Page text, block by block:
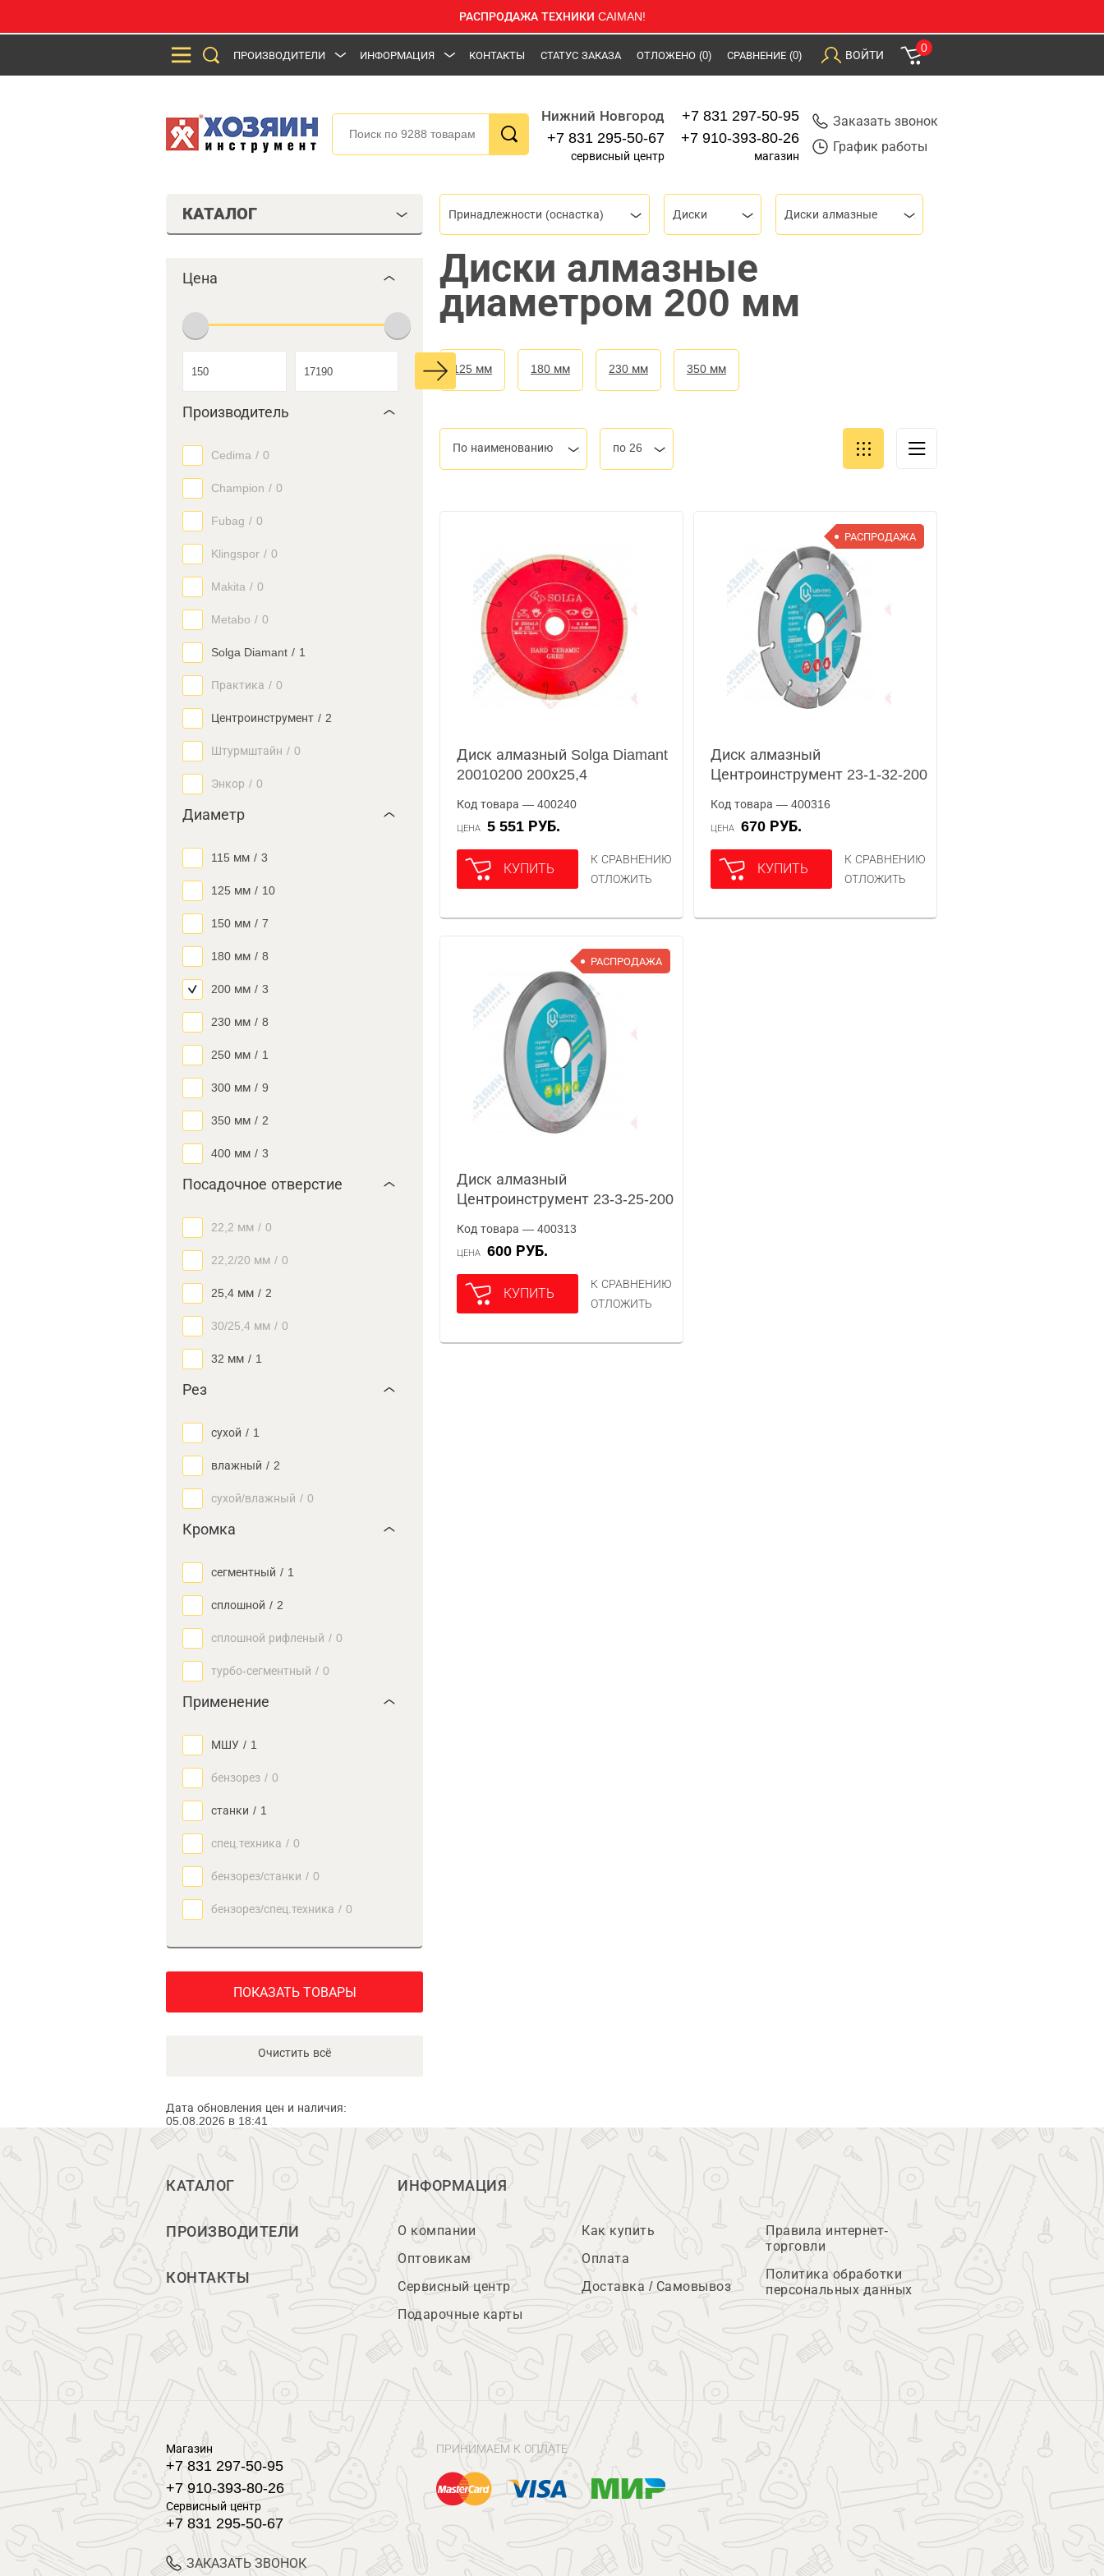
РАСПРОДАЖА ТЕХНИКИ CAIMAN!
ПРОИЗВОДИТЕЛИ ИНФОРМАЦИЯ КОНТАКТЫ СТАТУС ЗАКАЗА ОТЛОЖЕНО (0) СРАВНЕНИЕ (0) ВОЙТИ
0
Нижний Новгород
+7 831 295-50-67
сервисный центр
+7 831 297-50-95
+7 910-393-80-26
магазин
Заказать звонок
График работы
КАТАЛОГ
Цена
Производитель
Cedima / 0
Champion / 0
Fubag / 0
Klingspor / 0
Makita / 0
Metabo / 0
Solga Diamant / 1
Практика / 0
Центроинструмент / 2
Штурмштайн / 0
Энкор / 0
Диаметр
115 мм / 3
125 мм / 10
150 мм / 7
180 мм / 8
200 мм / 3
230 мм / 8
250 мм / 1
300 мм / 9
350 мм / 2
400 мм / 3
Посадочное отверстие
22,2 мм / 0
22,2/20 мм / 0
25,4 мм / 2
30/25,4 мм / 0
32 мм / 1
Рез
сухой / 1
влажный / 2
сухой/влажный / 0
Кромка
сегментный / 1
сплошной / 2
сплошной рифленый / 0
турбо-сегментный / 0
Применение
МШУ / 1
бензорез / 0
станки / 1
спец.техника / 0
бензорез/станки / 0
бензорез/спец.техника / 0
ПОКАЗАТЬ ТОВАРЫ
Очистить всё
Дата обновления цен и наличия:
05.08.2026 в 18:41
Принадлежности (оснастка) Диски Диски алмазные
Диски алмазные
диаметром 200 мм
125 мм 180 мм 230 мм 350 мм
По наименованию по 26
Диск алмазный Solga Diamant
20010200 200х25,4
Код товара — 400240
ЦЕНА 5 551 РУБ.
КУПИТЬ
К СРАВНЕНИЮ
ОТЛОЖИТЬ
РАСПРОДАЖА
Диск алмазный
Центроинструмент 23-1-32-200
Код товара — 400316
ЦЕНА 670 РУБ.
КУПИТЬ
К СРАВНЕНИЮ
ОТЛОЖИТЬ
РАСПРОДАЖА
Диск алмазный
Центроинструмент 23-3-25-200
Код товара — 400313
ЦЕНА 600 РУБ.
КУПИТЬ
К СРАВНЕНИЮ
ОТЛОЖИТЬ
КАТАЛОГ
ПРОИЗВОДИТЕЛИ
КОНТАКТЫ
ИНФОРМАЦИЯ
О компании
Оптовикам
Сервисный центр
Подарочные карты
Как купить
Оплата
Доставка / Самовывоз
Правила интернет-
торговли
Политика обработки
персональных данных
Магазин
+7 831 297-50-95
+7 910-393-80-26
Сервисный центр
+7 831 295-50-67
ЗАКАЗАТЬ ЗВОНОК
ПРИНИМАЕМ К ОПЛАТЕ